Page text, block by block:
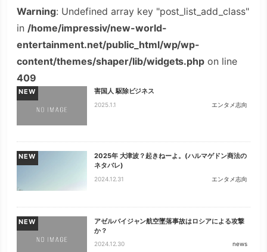
Warning: Undefined array key "post_list_add_class"
in /home/impressiv/new-world-
entertainment.net/public_html/wp/wp-
content/themes/shaper/lib/widgets.php on line
409
NEW 害国人 駆除ビジネス
2025.1.1 エンタメ志向
NEW
2025年 大津波？起きねーよ。(ハルマゲドン商法の
ネタバレ)
2024.12.31 エンタメ志向
NEW
アゼルバイジャン航空墜落事故はロシアによる攻撃
か？
2024.12.30 news